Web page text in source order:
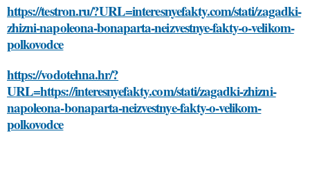
https://testron.ru/?URL=interesnyefakty.com/stati/zagadki-
zhizni-napoleona-bonaparta-neizvestnye-fakty-o-velikom-
polkovodce
https://vodotehna.hr/?
URL=https://interesnyefakty.com/stati/zagadki-zhizni-
napoleona-bonaparta-neizvestnye-fakty-o-velikom-
polkovodce